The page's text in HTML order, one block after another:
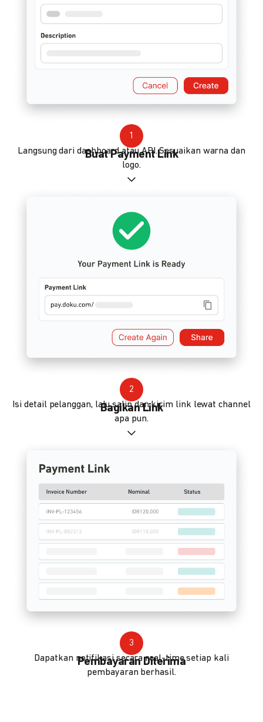
1
Buat Payment Link
Langsung dari dashboard atau API. Sesuaikan warna dan
logo.
2
Bagikan Link
Isi detail pelanggan, lalu salin dan kirim link lewat channel
apa pun.
3
Pembayaran Diterima
Dapatkan notifikasi secara real-time setiap kali
pembayaran berhasil.